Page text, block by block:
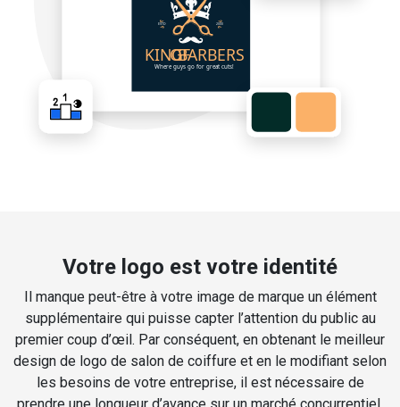
Votre logo est votre identité
Il manque peut-être à votre image de marque un élément
supplémentaire qui puisse capter l’attention du public au
premier coup d’œil. Par conséquent, en obtenant le meilleur
design de logo de salon de coiffure et en le modifiant selon
les besoins de votre entreprise, il est nécessaire de